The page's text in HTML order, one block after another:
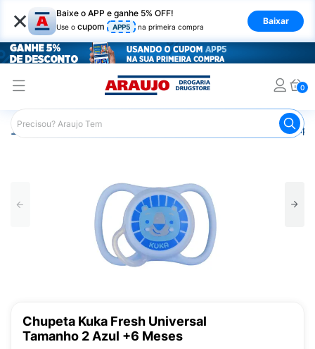
× Baixe o APP e ganhe 5% OFF!
Use o cupom APP5 na primeira compra
Baixar
0
Araujo Infantil
Chupeta Kuka Fresh Universal
Tamanho 2 Azul +6 Meses